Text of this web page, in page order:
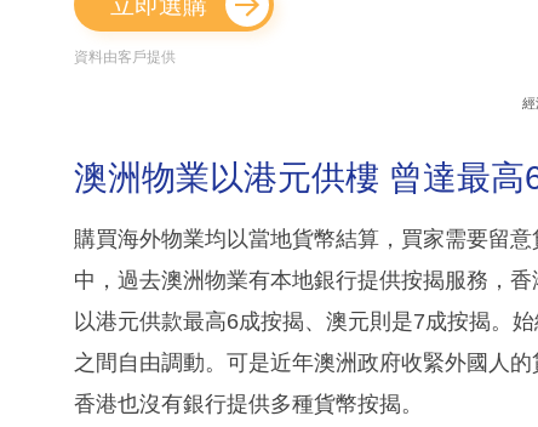
資料由客戶提供
經
澳洲物業以港元供樓 曾達最高
購買海外物業均以當地貨幣結算，買家需要留
中，過去澳洲物業有本地銀行提供按揭服務，
以港元供款最高6成按揭、澳元則是7成按揭。
之間自由調動。可是近年澳洲政府收緊外國人
香港也沒有銀行提供多種貨幣按揭。